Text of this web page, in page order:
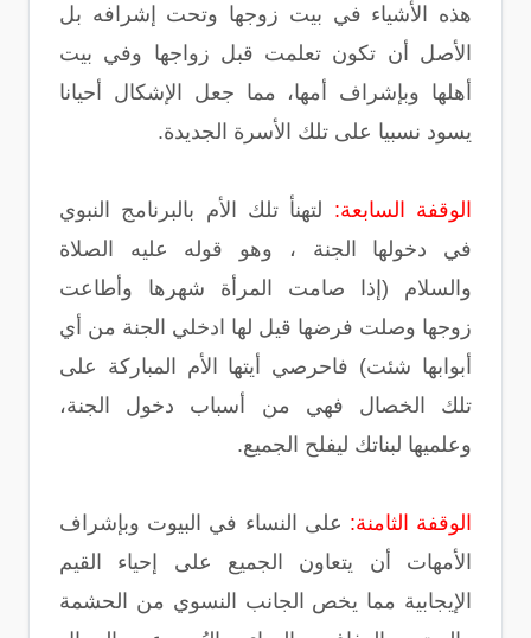
هذه الأشياء في بيت زوجها وتحت إشرافه بل
الأصل أن تكون تعلمت قبل زواجها وفي بيت
أهلها وبإشراف أمها، مما جعل الإشكال أحيانا
يسود نسبيا على تلك الأسرة الجديدة.
الوقفة السابعة: لتهنأ تلك الأم بالبرنامج النبوي
في دخولها الجنة ، وهو قوله عليه الصلاة
والسلام (إذا صامت المرأة شهرها وأطاعت
زوجها وصلت فرضها قيل لها ادخلي الجنة من أي
أبوابها شئت) فاحرصي أيتها الأم المباركة على
تلك الخصال فهي من أسباب دخول الجنة،
وعلميها لبناتك ليفلح الجميع.
الوقفة الثامنة: على النساء في البيوت وبإشراف
الأمهات أن يتعاون الجميع على إحياء القيم
الإيجابية مما يخص الجانب النسوي من الحشمة